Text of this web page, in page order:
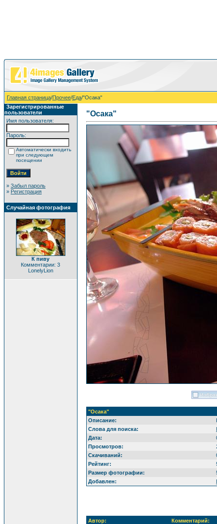
Главная страница/Прочее/Еда/"Осака"
Зарегистрированные
пользователи
Имя пользователя:
Пароль:
Автоматически входить
при следующем
посещении
» Забыл пароль
» Регистрация
Случайная фотография
К пиву
Комментарии: 3
LonelyLion
"Осака"
"Осака"
Описание:
Слова для поиска:
Дата:
Просмотров:
Скачиваний:
Рейтинг:
Размер фотографии:
Добавлен:
Автор:
Комментарий: